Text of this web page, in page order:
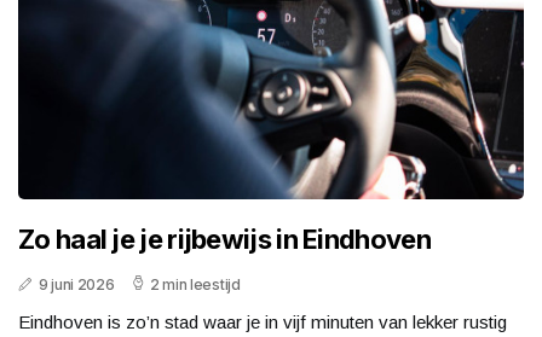
Zo haal je je rijbewijs in Eindhoven
9 juni 2026 2 min leestijd
Eindhoven is zo’n stad waar je in vijf minuten van lekker rustig